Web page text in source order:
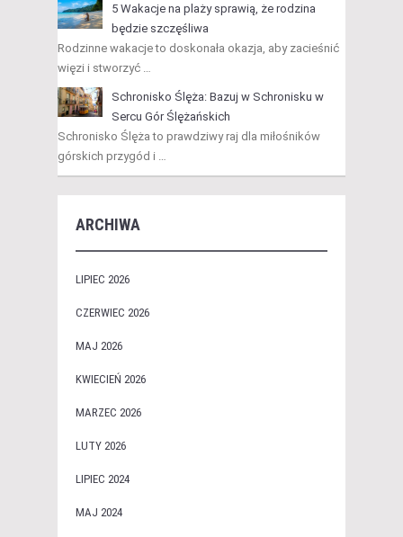
5 Wakacje na plaży sprawią, że rodzina
będzie szczęśliwa
Rodzinne wakacje to doskonała okazja, aby zacieśnić
więzi i stworzyć …
Schronisko Ślęża: Bazuj w Schronisku w
Sercu Gór Ślężańskich
Schronisko Ślęża to prawdziwy raj dla miłośników
górskich przygód i …
ARCHIWA
LIPIEC 2026
CZERWIEC 2026
MAJ 2026
KWIECIEŃ 2026
MARZEC 2026
LUTY 2026
LIPIEC 2024
MAJ 2024